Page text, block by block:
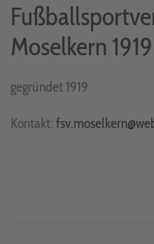
Moselkern
gegründet 1919
Kontakt: